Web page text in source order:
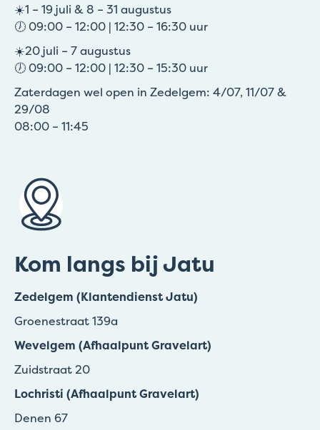
☀️1 – 19 juli & 8 – 31 augustus
🕖 09:00 – 12:00 | 12:30 – 16:30 uur
☀️20 juli – 7 augustus
🕖 09:00 – 12:00 | 12:30 – 15:30 uur
Zaterdagen wel open in Zedelgem: 4/07, 11/07 &
29/08
08:00 – 11:45
Kom langs bij Jatu
Zedelgem (Klantendienst Jatu)
Groenestraat 139a
Wevelgem (Afhaalpunt Gravelart)
Zuidstraat 20
Lochristi (Afhaalpunt Gravelart)
Denen 67